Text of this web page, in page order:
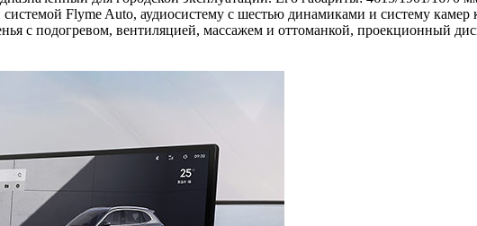
Flyme Auto, аудиосистему с шестью динамиками и систему камер
с подогревом, вентиляцией, массажем и оттоманкой, проекционный